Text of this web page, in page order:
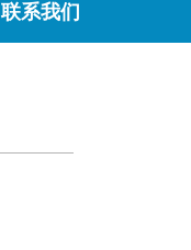
联系我们